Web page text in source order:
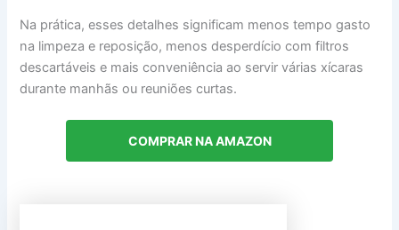
Na prática, esses detalhes significam menos tempo gasto
na limpeza e reposição, menos desperdício com filtros
descartáveis e mais conveniência ao servir várias xícaras
durante manhãs ou reuniões curtas.
COMPRAR NA AMAZON